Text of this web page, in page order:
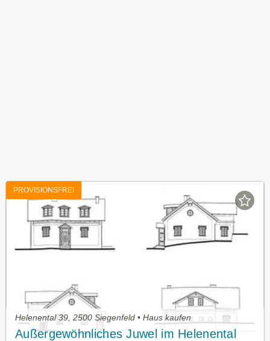
PROVISIONSFREI
Helenental 39, 2500 Siegenfeld • Haus kaufen
Außergewöhnliches Juwel im Helenental